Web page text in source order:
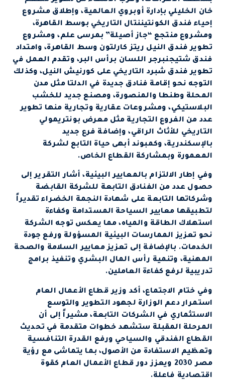
خان الخليلي بإدارة أوبروي العالمية، وإطلاق مشروع
إحياء فندق الكونتيننتال التاريخي بوسط القاهرة،
ومشروع منتجع “جاز أصيلة” بمرسى علم، ومشروع
تطوير فندق النيل ريتز كارلتون وسط القاهرة، وامتداد
فندق شتيجنبرجر اللسان برأس البر، وتقدم العمل في
تطوير فندق شبرد التاريخي على كورنيش النيل، وكذلك
التوجه نحو إقامة فنادق جديدة في الدلتا مثل مدن
المحلة وطنطا والمنصورة، ومصنع جديد للخشب
البلاستيكي، ومشروعات عقارية وتجارية منها تطوير
عدد من الفروع التجارية مثل معرض بونتريمولي
التاريخي للأثاث الراقي، وإضافة فرع جديد
بالإسكندرية، وكمبوند أبهى حياة التابع لشركة
المعمورة وبمشاركة القطاع الخاص.
وفي إطار الالتزام بالمعايير البيئية، أشار التقرير إلى
حصول عدد من الفنادق التابعة للشركة القابضة
وشركاتها التابعة على شهادة النجمة الخضراء تقديراً
لتطبيقها معايير السياحة المستدامة وكفاءة
استهلاك الطاقة والمياه، مما يعكس توجه الشركة
نحو تعزيز الممارسات البيئية المسؤولة ورفع جودة
الخدمات. بالإضافة إلى تعزيز معايير السلامة والصحة
المهنية، وتنمية رأس المال البشري وتنفيذ برامج
تدريبية لرفع كفاءة العاملين.
وفي ختام الاجتماع، أكد وزير قطاع الأعمال العام
استمرار دعم الوزارة لجهود التطوير والتوسع
الاستثماري في الشركات التابعة، مشيراً إلى أن
المرحلة المقبلة ستشهد خطوات متقدمة في تحديث
القطاع الفندقي والسياحي ورفع القدرة التنافسية
وتعظيم الاستفادة من الأصول، بما يتماشى مع رؤية
مصر 2030 ويعزز دور قطاع الأعمال العام كقوة
اقتصادية فاعلة.